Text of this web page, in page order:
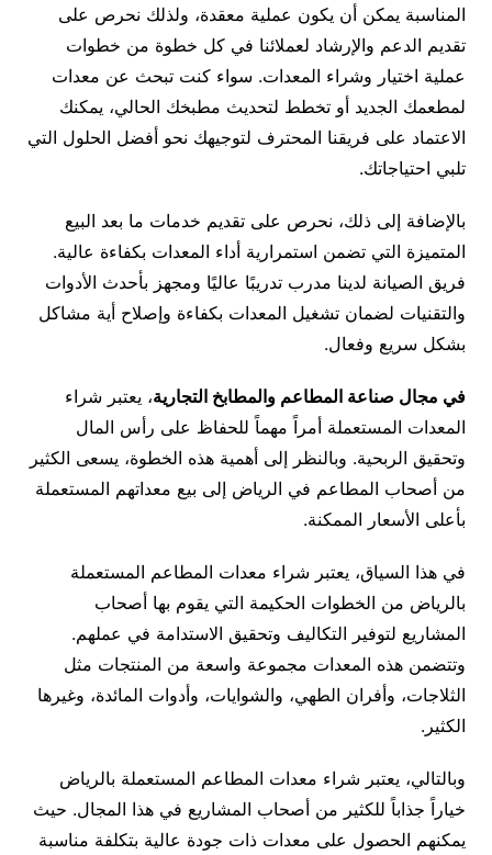
المناسبة يمكن أن يكون عملية معقدة، ولذلك نحرص على
تقديم الدعم والإرشاد لعملائنا في كل خطوة من خطوات
عملية اختيار وشراء المعدات. سواء كنت تبحث عن معدات
لمطعمك الجديد أو تخطط لتحديث مطبخك الحالي، يمكنك
الاعتماد على فريقنا المحترف لتوجيهك نحو أفضل الحلول التي
تلبي احتياجاتك.
بالإضافة إلى ذلك، نحرص على تقديم خدمات ما بعد البيع
المتميزة التي تضمن استمرارية أداء المعدات بكفاءة عالية.
فريق الصيانة لدينا مدرب تدريبًا عاليًا ومجهز بأحدث الأدوات
والتقنيات لضمان تشغيل المعدات بكفاءة وإصلاح أية مشاكل
بشكل سريع وفعال.
في مجال صناعة المطاعم والمطابخ التجارية، يعتبر شراء
المعدات المستعملة أمراً مهماً للحفاظ على رأس المال
وتحقيق الربحية. وبالنظر إلى أهمية هذه الخطوة، يسعى الكثير
من أصحاب المطاعم في الرياض إلى بيع معداتهم المستعملة
بأعلى الأسعار الممكنة.
في هذا السياق، يعتبر شراء معدات المطاعم المستعملة
بالرياض من الخطوات الحكيمة التي يقوم بها أصحاب
المشاريع لتوفير التكاليف وتحقيق الاستدامة في عملهم.
وتتضمن هذه المعدات مجموعة واسعة من المنتجات مثل
الثلاجات، وأفران الطهي، والشوايات، وأدوات المائدة، وغيرها
الكثير.
وبالتالي، يعتبر شراء معدات المطاعم المستعملة بالرياض
خياراً جذاباً للكثير من أصحاب المشاريع في هذا المجال. حيث
يمكنهم الحصول على معدات ذات جودة عالية بتكلفة مناسبة